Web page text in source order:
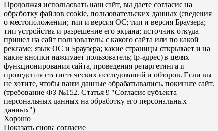
Продолжая использовать наш сайт, вы даете согласие на
обработку файлов cookie, пользовательских данных (сведения
о местоположении; тип и версия ОС; тип и версия Браузера;
тип устройства и разрешение его экрана; источник откуда
пришел на сайт пользователь; с какого сайта или по какой
рекламе; язык ОС и Браузера; какие страницы открывает и на
какие кнопки нажимает пользователь; ip-адрес) в целях
функционирования сайта, проведения ретаргетинга и
проведения статистических исследований и обзоров. Если вы
не хотите, чтобы ваши данные обрабатывались, покиньте сайт.
(требование ФЗ №152. Статья 9 "Согласие субъекта
персональных данных на обработку его персональных
данных")
Хорошо
Показать снова согласие